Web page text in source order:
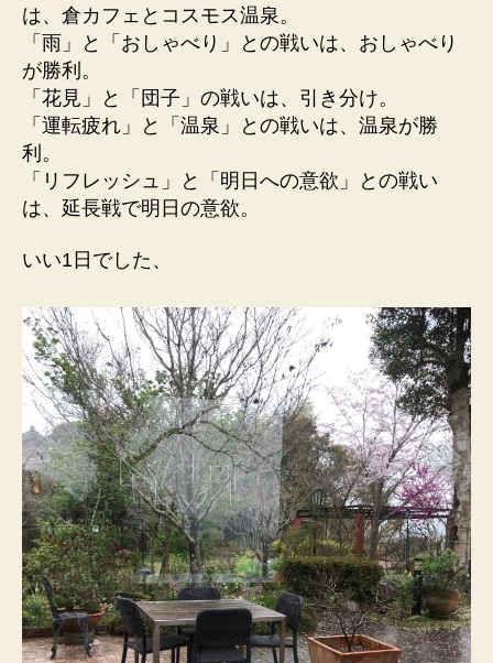
は、倉カフェとコスモス温泉。
「雨」と「おしゃべり」との戦いは、おしゃべり
が勝利。
「花見」と「団子」の戦いは、引き分け。
「運転疲れ」と「温泉」との戦いは、温泉が勝
利。
「リフレッシュ」と「明日への意欲」との戦い
は、延長戦で明日の意欲。
いい1日でした、